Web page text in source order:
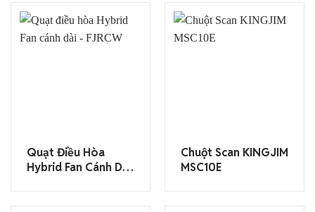
Quạt Điều Hòa
Hybrid Fan Cánh Dài
Chuột Scan KINGJIM
MSC10E